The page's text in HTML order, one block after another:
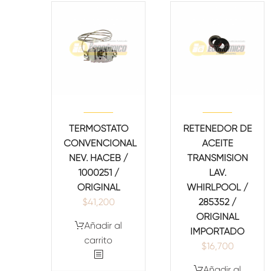
TERMOSTATO
CONVENCIONAL
NEV. HACEB /
1000251 /
ORIGINAL
$41,200
Añadir al
carrito
RETENEDOR DE
ACEITE
TRANSMISION
LAV.
WHIRLPOOL /
285352 /
ORIGINAL
IMPORTADO
$16,700